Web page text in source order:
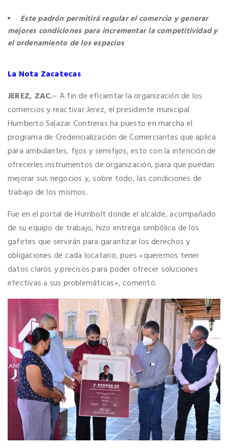
Este padrón permitirá regular el comercio y generar
mejores condiciones para incrementar la competitividad y
el ordenamiento de los espacios
La Nota Zacatecas
JEREZ, ZAC.– A fin de eficientar la organización de los
comercios y reactivar Jerez, el presidente municipal
Humberto Salazar Contreras ha puesto en marcha el
programa de Credencialización de Comerciantes que aplica
para ambulantes, fijos y semifijos, esto con la intención de
ofrecerles instrumentos de organización, para que puedan
mejorar sus negocios y, sobre todo, las condiciones de
trabajo de los mismos.
Fue en el portal de Humbolt donde el alcalde, acompañado
de su equipo de trabajo, hizo entrega simbólica de los
gafetes que servirán para garantizar los derechos y
obligaciones de cada locatario, pues «queremos tener
datos claros y precisos para poder ofrecer soluciones
efectivas a sus problemáticas», comentó.